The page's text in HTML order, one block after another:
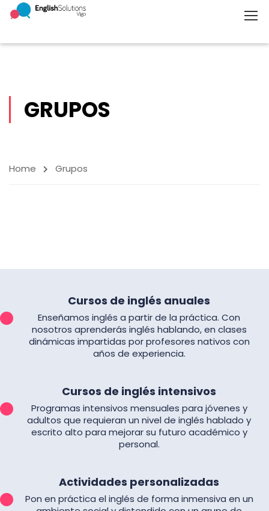
GRUPOS
Home Grupos
Cursos de inglés anuales
Enseñamos inglés a partir de la práctica. Con
nosotros aprenderás inglés hablando, en clases
dinámicas impartidas por profesores nativos con
años de experiencia.
Cursos de inglés intensivos
Programas intensivos mensuales para jóvenes y
adultos que requieran un nivel de inglés hablado y
escrito alto para mejorar su futuro académico y
personal.
Actividades personalizadas
Pon en práctica el inglés de forma inmensiva en un